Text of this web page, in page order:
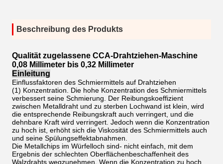
Beschreibung des Produkts
Qualität zugelassene CCA-Drahtziehen-Maschine
0,08 Millimeter bis 0,32 Millimeter
Einleitung
Einflussfaktoren des Schmiermittels auf Drahtziehen
(1) Konzentration. Die hohe Konzentration des Schmiermittels
verbessert seine Schmierung. Der Reibungskoeffizient
zwischen Metalldraht und zu sterben Lochwand ist klein, wird
die entsprechende Reibungskraft auch verringert, und die
dehnbare Kraft wird verringert. Jedoch wenn die Konzentration
zu hoch ist, erhöht sich die Viskosität des Schmiermittels auch
und seine Spülungseffektabnahmen.
Die Metallchips im Würfelloch sind- nicht einfach, mit dem
Ergebnis der schlechten Oberflächenbeschaffenheit des
Walzdrahts wegzunehmen. Wenn die Konzentration zu hoch